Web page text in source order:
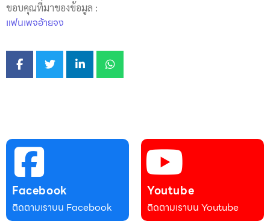
ขอบคุณที่มาของข้อมูล :
แฟนเพจอ้ายจง
Facebook
ติดตามเราบน Facebook
Youtube
ติดตามเราบน Youtube